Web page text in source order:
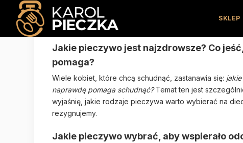
SKLEP
Jakie pieczywo na Odchudzanie? Ranking
Jakie pieczywo jest najzdrowsze? Co
pomaga?
Wiele kobiet, które chcą schudnąć, zastanawia się:
naprawdę pomaga schudnąć?Temat ten jest
wyjaśnię, jakie rodzaje pieczywa warto wybierać na
rezygnujemy.
Jakie pieczywo wybrać, aby wspierało